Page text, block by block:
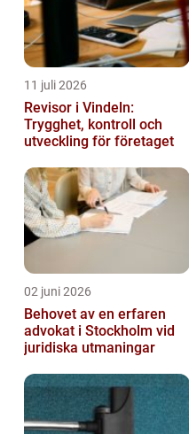
11 juli 2026
Revisor i Vindeln:
Trygghet, kontroll och
utveckling för företaget
02 juni 2026
Behovet av en erfaren
advokat i Stockholm vid
juridiska utmaningar